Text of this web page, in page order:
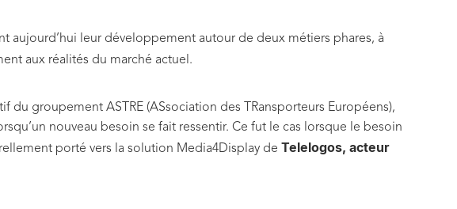
aujourd’hui leur développement autour de deux métiers phares, à
aux réalités du marché actuel.
groupement ASTRE (ASsociation des TRansporteurs Européens),
nouveau besoin se fait ressentir. Ce fut le cas lorsque le besoin
porté vers la solution Media4Display de Telelogos, acteur